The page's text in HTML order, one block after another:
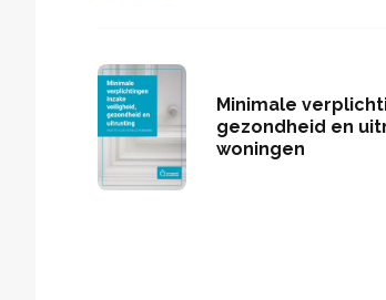
Minimale
gezondheid en
woningen